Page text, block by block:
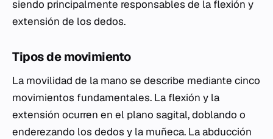
siendo principalmente responsables de la flexión y
extensión de los dedos.
Tipos de movimiento
La movilidad de la mano se describe mediante cinco
movimientos fundamentales. La flexión y la
extensión ocurren en el plano sagital, doblando o
enderezando los dedos y la muñeca. La abducción